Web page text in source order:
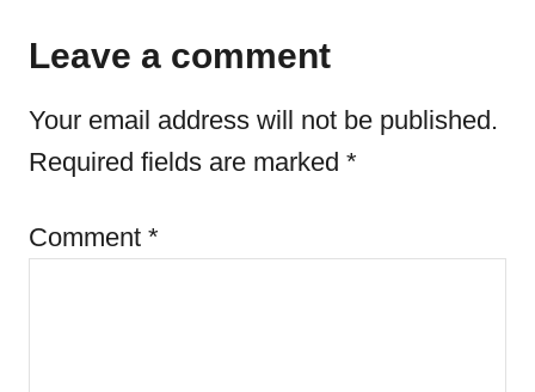
o
o
i
s
Leave a comment
Your email address will not be published.
Required fields are marked *
Comment *